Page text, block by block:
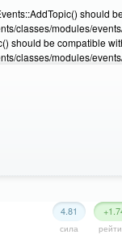
should
classes/modules/
should be compatible
classes/modules/
4.81
сила